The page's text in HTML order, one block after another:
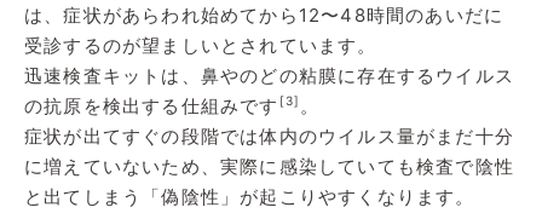
は、症状があらわれ始めてから12〜48時間のあいだに
受診するのが望ましいとされています。
迅速検査キットは、鼻やのどの粘膜に存在するウイルス
の抗原を検出する仕組みです [3] 。
症状が出てすぐの段階では体内のウイルス量がまだ十分
に増えていないため、実際に感染していても検査で陰性
と出てしまう「偽陰性」が起こりやすくなります。